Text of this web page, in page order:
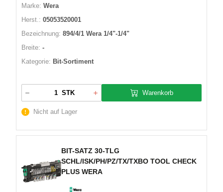
Marke: Wera
Herst.: 05053520001
Bezeichnung: 894/4/1 Wera 1/4"-1/4"
Breite: -
Kategorie: Bit-Sortiment
STK Warenkorb
Nicht auf Lager
BIT-SATZ 30-TLG
SCHL/ISK/PH/PZ/TX/TXBO TOOL CHECK
PLUS WERA